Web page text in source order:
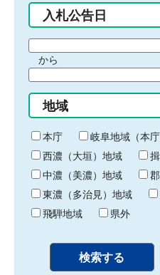
入札公告日
間
始
り
から
間
終
わ
り
地域
本庁
岐阜地域（本庁
西濃（大垣）地域
中濃（美濃）地域
東濃（多治見）地域
飛騨地域
県外